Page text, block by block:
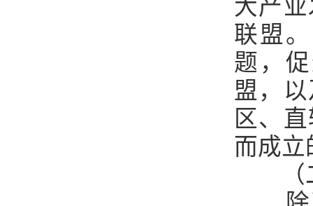
大产
联盟
题，
盟，
区、
而成立